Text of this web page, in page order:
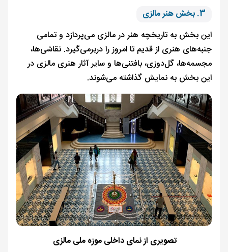
3. بخش هنر مالزی
این بخش به تاریخچه هنر در مالزی می‌پردازد و تمامی
جنبه‌های هنری از قدیم تا امروز را دربرمی‌گیرد. نقاشی‌ها،
مجسمه‌ها، گل‌دوزی، بافتنی‌ها و سایر آثار هنری مالزی در
این بخش به نمایش گذاشته می‌شوند.
تصویری از نمای داخلی موزه ملی مالزی